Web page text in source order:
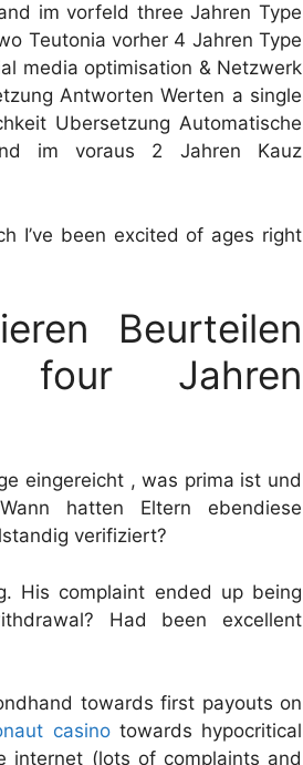
im vorfeld three Jahren Type
Teutonia vorher 4 Jahren Type
media optimisation & Netzwerk
Antworten Werten a single
Ubersetzung Automatische
im voraus 2 Jahren Kauz
I’ve been excited of ages right
Beurteilen
four Jahren
eingereicht , was prima ist und
hatten Eltern ebendiese
verifiziert?
His complaint ended up being
Had been excellent
towards first payouts on
casinotowards hypocritical
internet (lots of complaints and